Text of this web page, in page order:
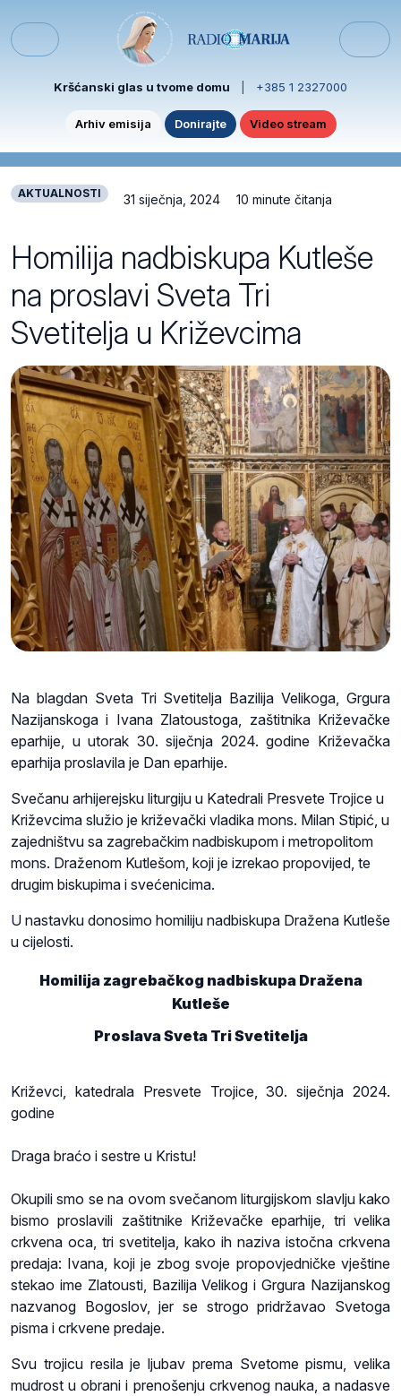
Menu
Kršćanski glas u tvome domu +385 1 2327000
Arhiv emisija Donirajte Video stream
AKTUALNOSTI 31 siječnja, 2024 10 minute čitanja
Homilija nadbiskupa Kutleše
na proslavi Sveta Tri
Svetitelja u Križevcima
Na blagdan Sveta Tri Svetitelja Bazilija Velikoga, Grgura
Nazijanskoga i Ivana Zlatoustoga, zaštitnika Križevačke
eparhije, u utorak 30. siječnja 2024. godine Križevačka
eparhija proslavila je Dan eparhije.
Svečanu arhijerejsku liturgiju u Katedrali Presvete Trojice u
Križevcima služio je križevački vladika mons. Milan Stipić, u
zajedništvu sa zagrebačkim nadbiskupom i metropolitom
mons. Draženom Kutlešom, koji je izrekao propovijed, te
drugim biskupima i svećenicima.
U nastavku donosimo homiliju nadbiskupa Dražena Kutleše
u cijelosti.
Homilija zagrebačkog nadbiskupa Dražena
Kutleše
Proslava Sveta Tri Svetitelja
Križevci, katedrala Presvete Trojice, 30. siječnja 2024.
godine
Draga braćo i sestre u Kristu!
Okupili smo se na ovom svečanom liturgijskom slavlju kako
bismo proslavili zaštitnike Križevačke eparhije, tri velika
crkvena oca, tri svetitelja, kako ih naziva istočna crkvena
predaja: Ivana, koji je zbog svoje propovjedničke vještine
stekao ime Zlatousti, Bazilija Velikog i Grgura Nazijanskog
nazvanog Bogoslov, jer se strogo pridržavao Svetoga
pisma i crkvene predaje.
Svu trojicu resila je ljubav prema Svetome pismu, velika
mudrost u obrani i prenošenju crkvenog nauka, a nadasve